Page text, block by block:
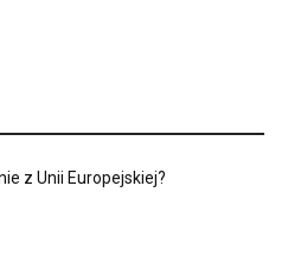
z Unii Europejskiej?